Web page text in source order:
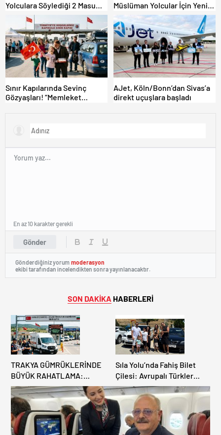
Yolculara Söylediği 2 Masum
Müslüman Yolcular İçin Yeni
İbadet Alanları Açıldı
Sınır Kapılarında Sevinç
Gözyaşları! “Memleket
AJet, Köln/Bonn’dan Sivas’a
direkt uçuşlara başladı
Gönder
En az 10 karakter gerekli
Gönderdiğiniz yorum moderasyon
ekibi tarafından incelendikten sonra yayınlanacaktır.
SON DAKİKA HABERLERİ
TRAKYA GÜMRÜKLERİNDE
BÜYÜK RAHATLAMA:
DEREKÖY HAFİF TİCARİ
ARAÇLARA AÇILIYOR!
Sıla Yolu’nda Fahiş Bilet
Çilesi: Avrupalı Türkler
Karayollarına Akın Etti,
Gümrükler Kilitlendi!